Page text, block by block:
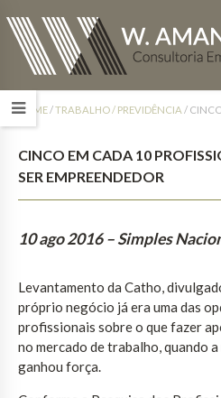
HOME/TRABALHO / PREVIDÊNCIA /
CINCO EM CADA 10
SER EMPREENDEDOR
10 ago 2016 – Simples
Levantamento da Catho,
próprio negócio já era uma das
profissionais sobre o que fazer
no mercado de trabalho, quando
ganhou força.